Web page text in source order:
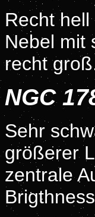
Recht
Nebel mit
recht
NGC
Sehr
größerer
zentrale